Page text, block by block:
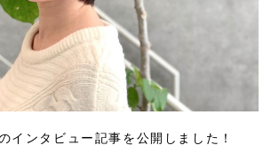
インタビュー記事を公開しました！